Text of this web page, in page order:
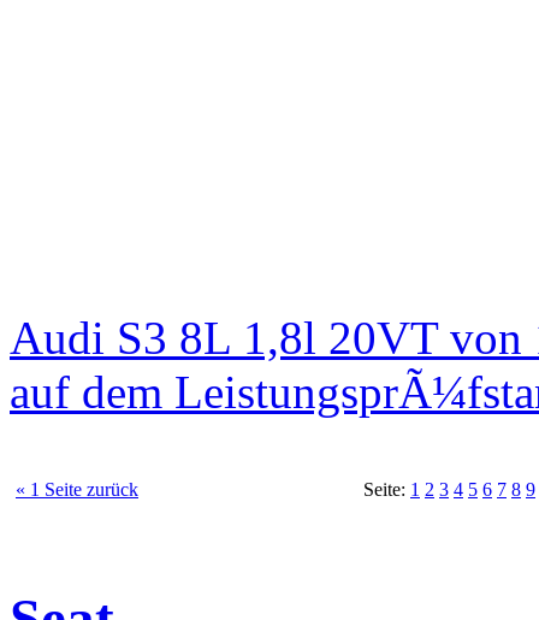
Audi S3 8L 1,8l 20VT von
auf dem
« 1 Seite zurück Seite: 1 2 3 4 5 6 7 8 9